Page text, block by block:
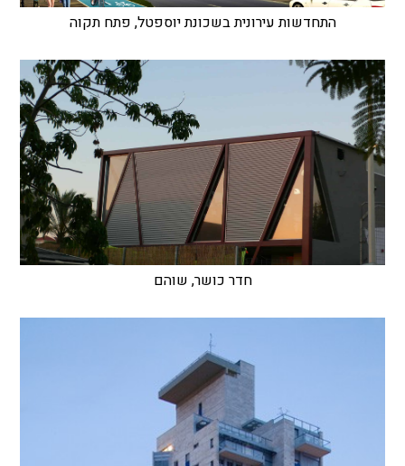
התחדשות עירונית בשכונת יוספטל, פתח תקוה
חדר כושר, שוהם